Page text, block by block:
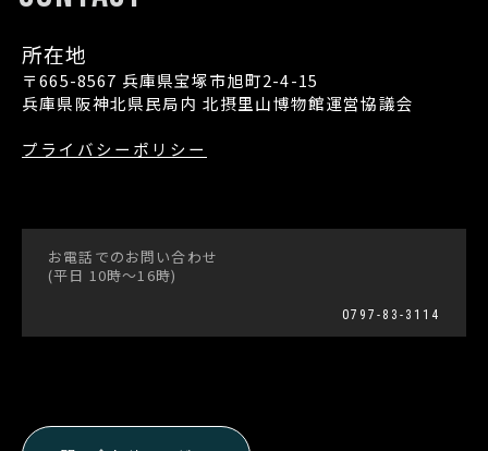
所在地
〒665-8567 兵庫県宝塚市旭町2-4-15
兵庫県阪神北県民局内 北摂里山博物館運営協議会
プライバシーポリシー
お電話でのお問い合わせ
(平日 10時〜16時)
0797-83-3114